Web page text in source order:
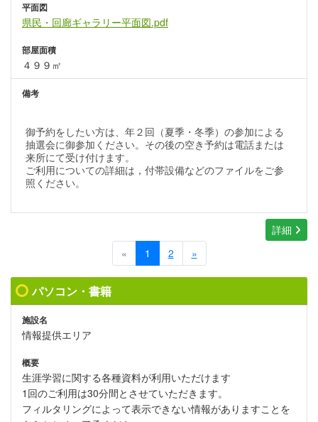
平面図
県民・回廊ギャラリー平面図.pdf
部屋面積
４９９㎡
備考
御予約をしたい方は、年２回（夏季・冬季）の参加による
抽選会に御参加ください。その後の空き予約は電話または
来所にて受け付けます。
ご利用についての詳細は，付帯設備などのファイルをご参
照ください。
詳細
«
1 2 »
パソコン・書籍
施設名
情報提供エリア
概要
生涯学習に関する各種資料が利用いただけます
1回のご利用は30分間とさせていただきます。
フィルタリングによって表示できない情報がありますことを